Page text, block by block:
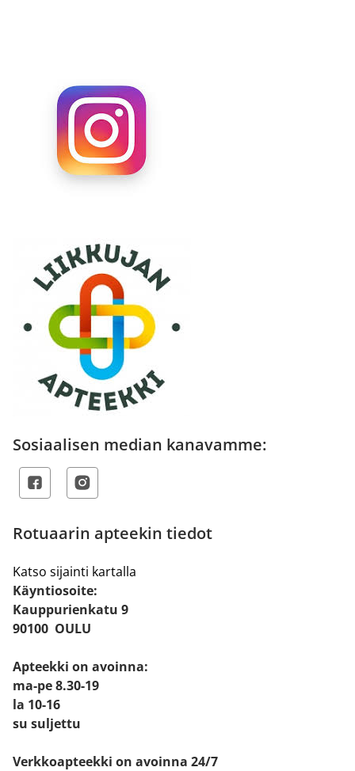
Sosiaalisen median kanavamme:
Rotuaarin apteekin tiedot
Katso sijainti kartalla
Käyntiosoite:
Kauppurienkatu 9
90100 OULU
Apteekki on avoinna:
ma-pe 8.30-19
la 10-16
su suljettu
Verkkoapteekki on avoinna 24/7